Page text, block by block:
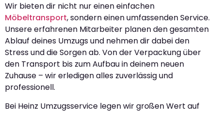
Wir bieten dir nicht nur einen einfachen
Möbeltransport, sondern einen umfassenden Service.
Unsere erfahrenen Mitarbeiter planen den gesamten
Ablauf deines Umzugs und nehmen dir dabei den
Stress und die Sorgen ab. Von der Verpackung über
den Transport bis zum Aufbau in deinem neuen
Zuhause – wir erledigen alles zuverlässig und
professionell.
Bei Heinz Umzugsservice legen wir großen Wert auf